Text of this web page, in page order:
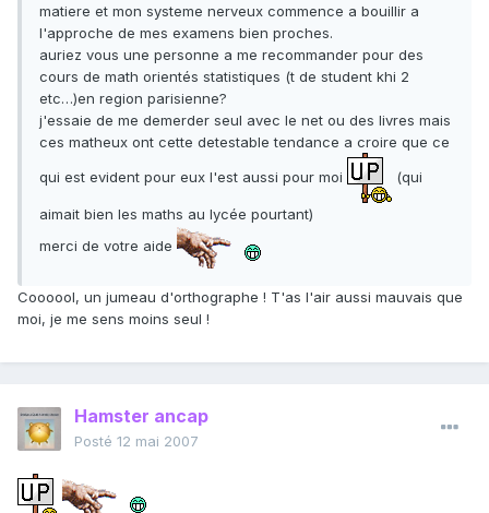
matiere et mon systeme nerveux commence a bouillir a
l'approche de mes examens bien proches.
auriez vous une personne a me recommander pour des
cours de math orientés statistiques (t de student khi 2
etc…)en region parisienne?
j'essaie de me demerder seul avec le net ou des livres mais
ces matheux ont cette detestable tendance a croire que ce
qui est evident pour eux l'est aussi pour moi
(qui
aimait bien les maths au lycée pourtant)
merci de votre aide
Coooool, un jumeau d'orthographe ! T'as l'air aussi mauvais que
moi, je me sens moins seul !
Hamster ancap
Posté 12 mai 2007